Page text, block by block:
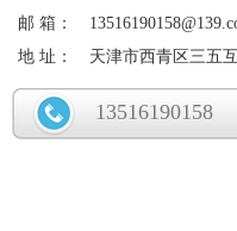
邮 箱：
地 址：
天津市西青区三五
13516190158